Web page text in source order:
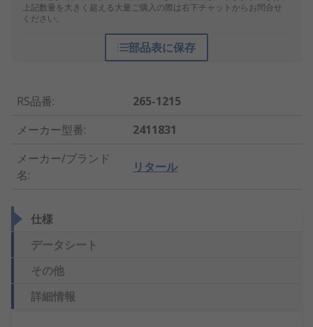
上記数量を大きく超える大量ご購入の際は右下チャットからお問合せ
ください。
部品表に保存
RS品番:
265-1215
メーカー型番:
2411831
メーカー/ブランド
名:
リタール
仕様
データシート
その他
詳細情報